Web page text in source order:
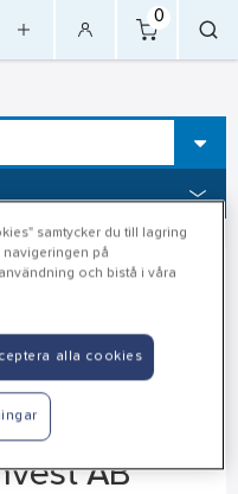
0
AB
samtycker du till lagring
navigeringen på
och bistå i våra
alla cookies